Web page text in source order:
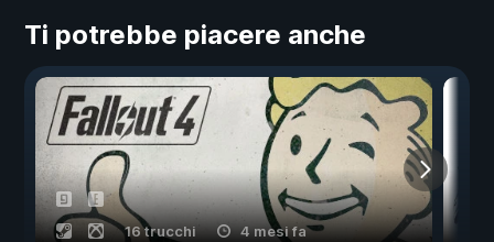
Ti potrebbe piacere anche
16 trucchi 4 mesi fa